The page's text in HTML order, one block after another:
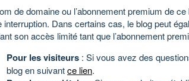
de domaine ou l’abonnement premium de
interruption. Dans certains cas, le blog peut
son accès limité tant que l’abonnement
Pour les visiteurs : Si vous avez des
blog en suivantce lien.